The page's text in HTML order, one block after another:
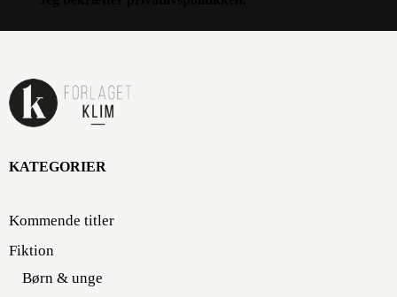
KATEGORIER
Kommende titler
Fiktion
Børn & unge